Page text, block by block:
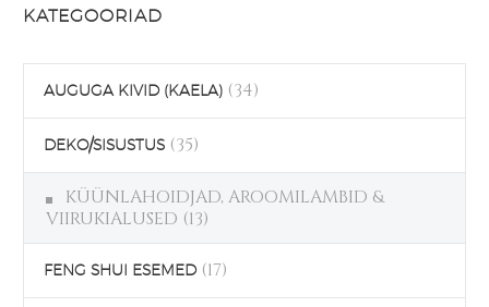
KATEGOORIAD
AUGUGA KIVID (KAELA) (34)
DEKO/SISUSTUS (35)
KÜÜNLAHOIDJAD, AROOMILAMBID &
VIIRUKIALUSED (13)
FENG SHUI ESEMED (17)